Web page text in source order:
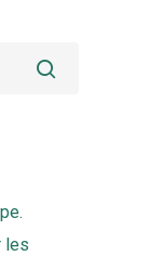
les